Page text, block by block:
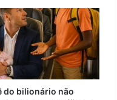
do bilionário não